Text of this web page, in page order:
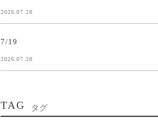
2026.07.28
7/19
2026.07.28
TAG タグ